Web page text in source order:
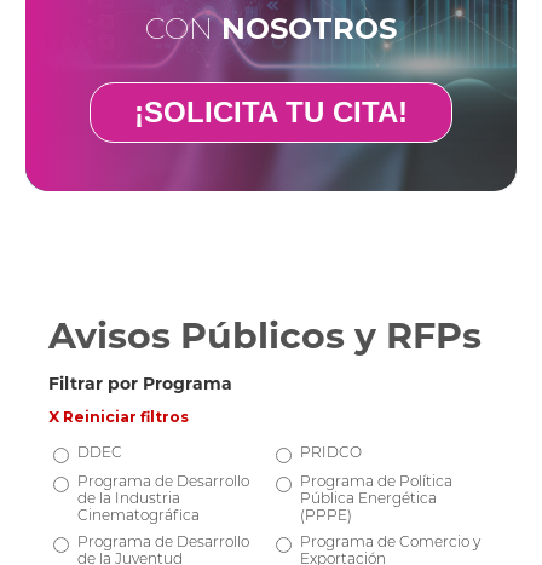
CONNOSOTROS
¡SOLICITA TU CITA!
Avisos Públicos y RFPs
Filtrar por Programa
X Reiniciar filtros
DDEC
PRIDCO
Programa de Desarrollo
de la Industria
Cinematográfica
Programa de Política
Pública Energética
(PPPE)
Programa de Desarrollo
de la Juventud
Programa de Comercio y
Exportación